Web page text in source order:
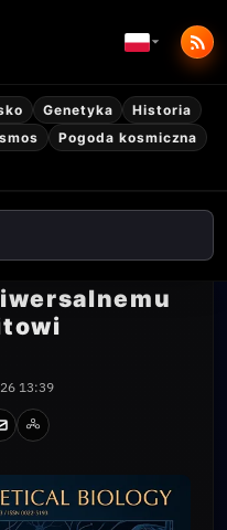
Genetyka
Historia
Pogoda kosmiczna
13:39